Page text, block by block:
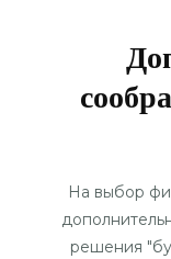
На выбор
решения